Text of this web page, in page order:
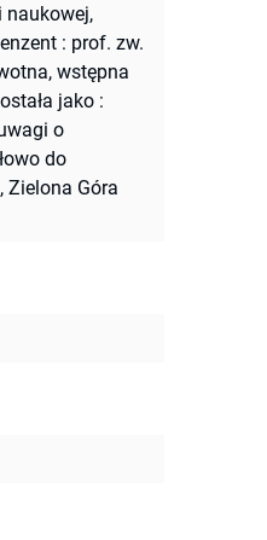
naukowej,
: prof. zw.
wstępna
jako :
o
do
Zielona Góra